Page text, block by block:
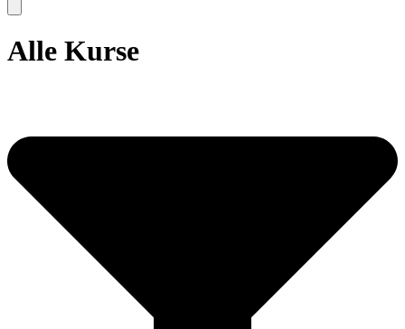
Alle Kurse